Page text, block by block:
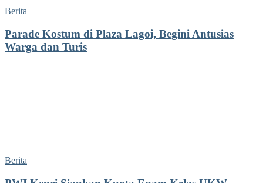
Berita
Parade Kostum di Plaza Lagoi, Begini Antusias
Warga dan Turis
Berita